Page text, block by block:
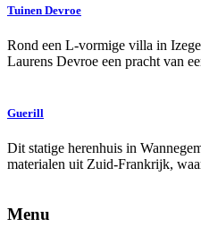
Tuinen Devroe
Rond een L-vormige villa in
Laurens Devroe een pracht van
Guerill
Dit statige herenhuis in
materialen uit Zuid-Frankrijk,
Menu